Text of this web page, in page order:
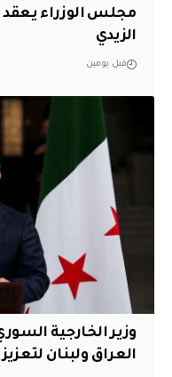
مجلس الوزراء يعقد
الزيدي
قبل يومين
وزير الخارجية
العراق ولبنان